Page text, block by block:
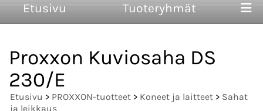
Etusivu Tuoteryhmät
Proxxon Kuviosaha DS
230/E
Etusivu > PROXXON-tuotteet > Koneet ja laitteet > Sahat
ja leikkaus